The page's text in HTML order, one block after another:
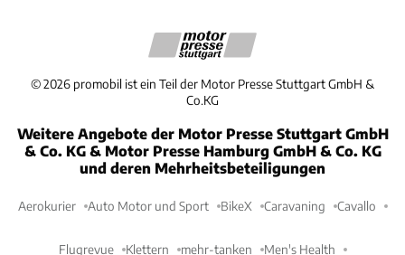
©2026 promobil ist ein Teil der Motor Presse Stuttgart GmbH &
Co.KG
Weitere Angebote der Motor Presse Stuttgart GmbH
& Co. KG & Motor Presse Hamburg GmbH & Co. KG
und deren Mehrheitsbeteiligungen
Aerokurier Auto Motor und Sport BikeX Caravaning Cavallo
Flugrevue Klettern mehr-tanken Men's Health